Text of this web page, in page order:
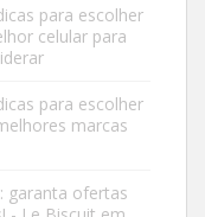
para escolher
celular para
para escolher
marcas
garanta ofertas